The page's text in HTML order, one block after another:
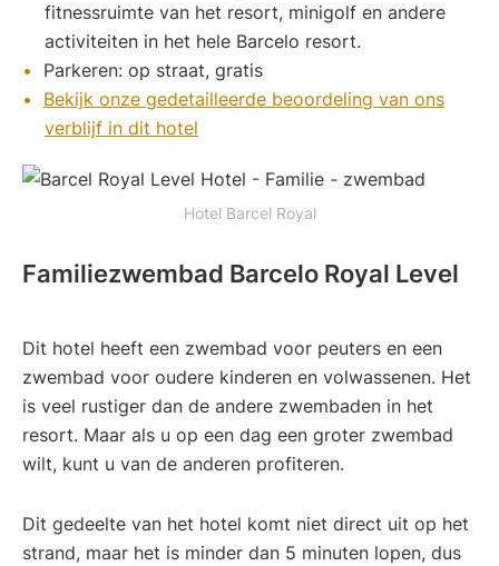
fitnessruimte van het resort, minigolf en andere
activiteiten in het hele Barcelo resort.
Parkeren: op straat, gratis
Bekijk onze gedetailleerde beoordeling van ons
verblijf in dit hotel
Hotel Barcel Royal
Familiezwembad Barcelo Royal Level
Dit hotel heeft een zwembad voor peuters en een
zwembad voor oudere kinderen en volwassenen. Het
is veel rustiger dan de andere zwembaden in het
resort. Maar als u op een dag een groter zwembad
wilt, kunt u van de anderen profiteren.
Dit gedeelte van het hotel komt niet direct uit op het
strand, maar het is minder dan 5 minuten lopen, dus